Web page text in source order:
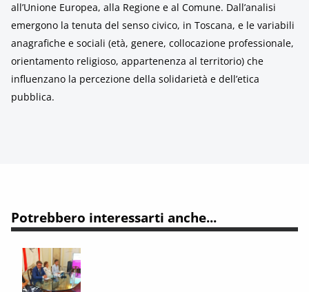
all’Unione Europea, alla Regione e al Comune. Dall’analisi
emergono la tenuta del senso civico, in Toscana, e le variabili
anagrafiche e sociali (età, genere, collocazione professionale,
orientamento religioso, appartenenza al territorio) che
influenzano la percezione della solidarietà e dell’etica
pubblica.
Potrebbero interessarti anche...